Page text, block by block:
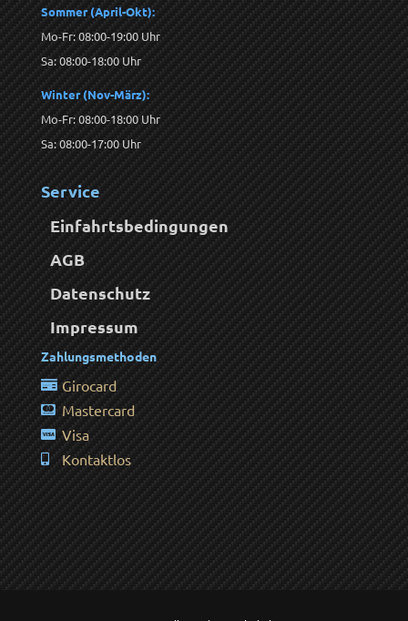
Sommer (April-Okt):
Mo-Fr: 08:00-19:00 Uhr
Sa: 08:00-18:00 Uhr
Winter (Nov-März):
Mo-Fr: 08:00-18:00 Uhr
Sa: 08:00-17:00 Uhr
Service
Einfahrtsbedingungen
AGB
Datenschutz
Impressum
Zahlungsmethoden
Girocard
Mastercard
Visa
Kontaktlos